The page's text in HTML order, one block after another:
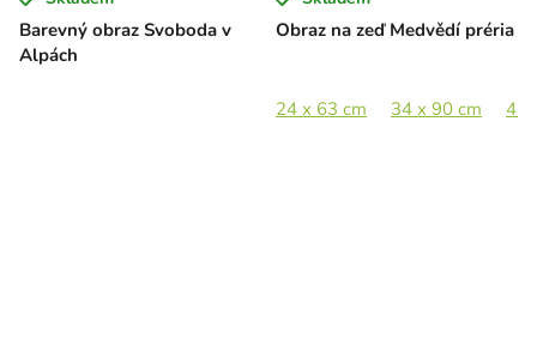
Barevný obraz Svoboda v
Alpách
Obraz na zeď Medvědí préria
24 x 63 cm 34 x 90 cm 42